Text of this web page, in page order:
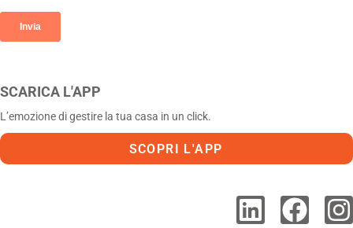
SCARICA L'APP
L’emozione di gestire la tua casa in un click.
SCOPRI L'APP